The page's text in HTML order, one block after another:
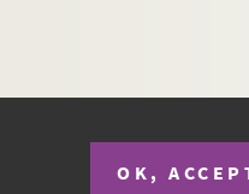
OK,